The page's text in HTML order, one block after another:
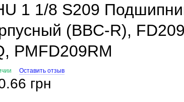
1 1/8 S209
(BBC-R),
PMFD209RM
Оставить отзыв
грн